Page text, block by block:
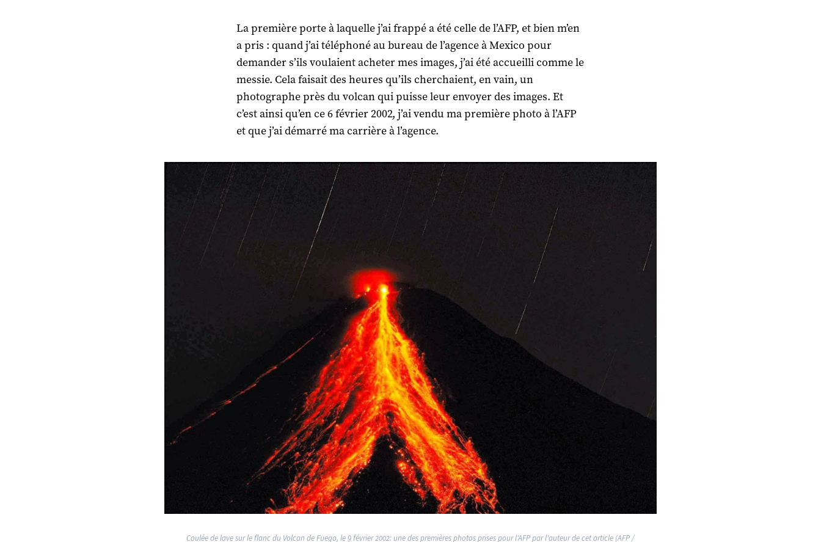
La première porte à laquelle j’ai frappé a été celle de l’AFP, et bien m’en
a pris : quand j’ai téléphoné au bureau de l’agence à Mexico pour
demander s’ils voulaient acheter mes images, j’ai été accueilli comme le
messie. Cela faisait des heures qu’ils cherchaient, en vain, un
photographe près du volcan qui puisse leur envoyer des images. Et
c’est ainsi qu’en ce 6 février 2002, j’ai vendu ma première photo à l’AFP
et que j’ai démarré ma carrière à l’agence.
Coulée de lave sur le flanc du Volcan de Fuego, le 9 février 2002: une des premières photos prises pour l'AFP par l'auteur de cet article (AFP /